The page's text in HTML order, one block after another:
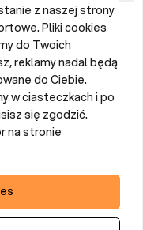
z naszej strony
Pliki cookies
do Twoich
reklamy nadal będą
do Ciebie.
w ciasteczkach i po
się zgodzić.
na stronie